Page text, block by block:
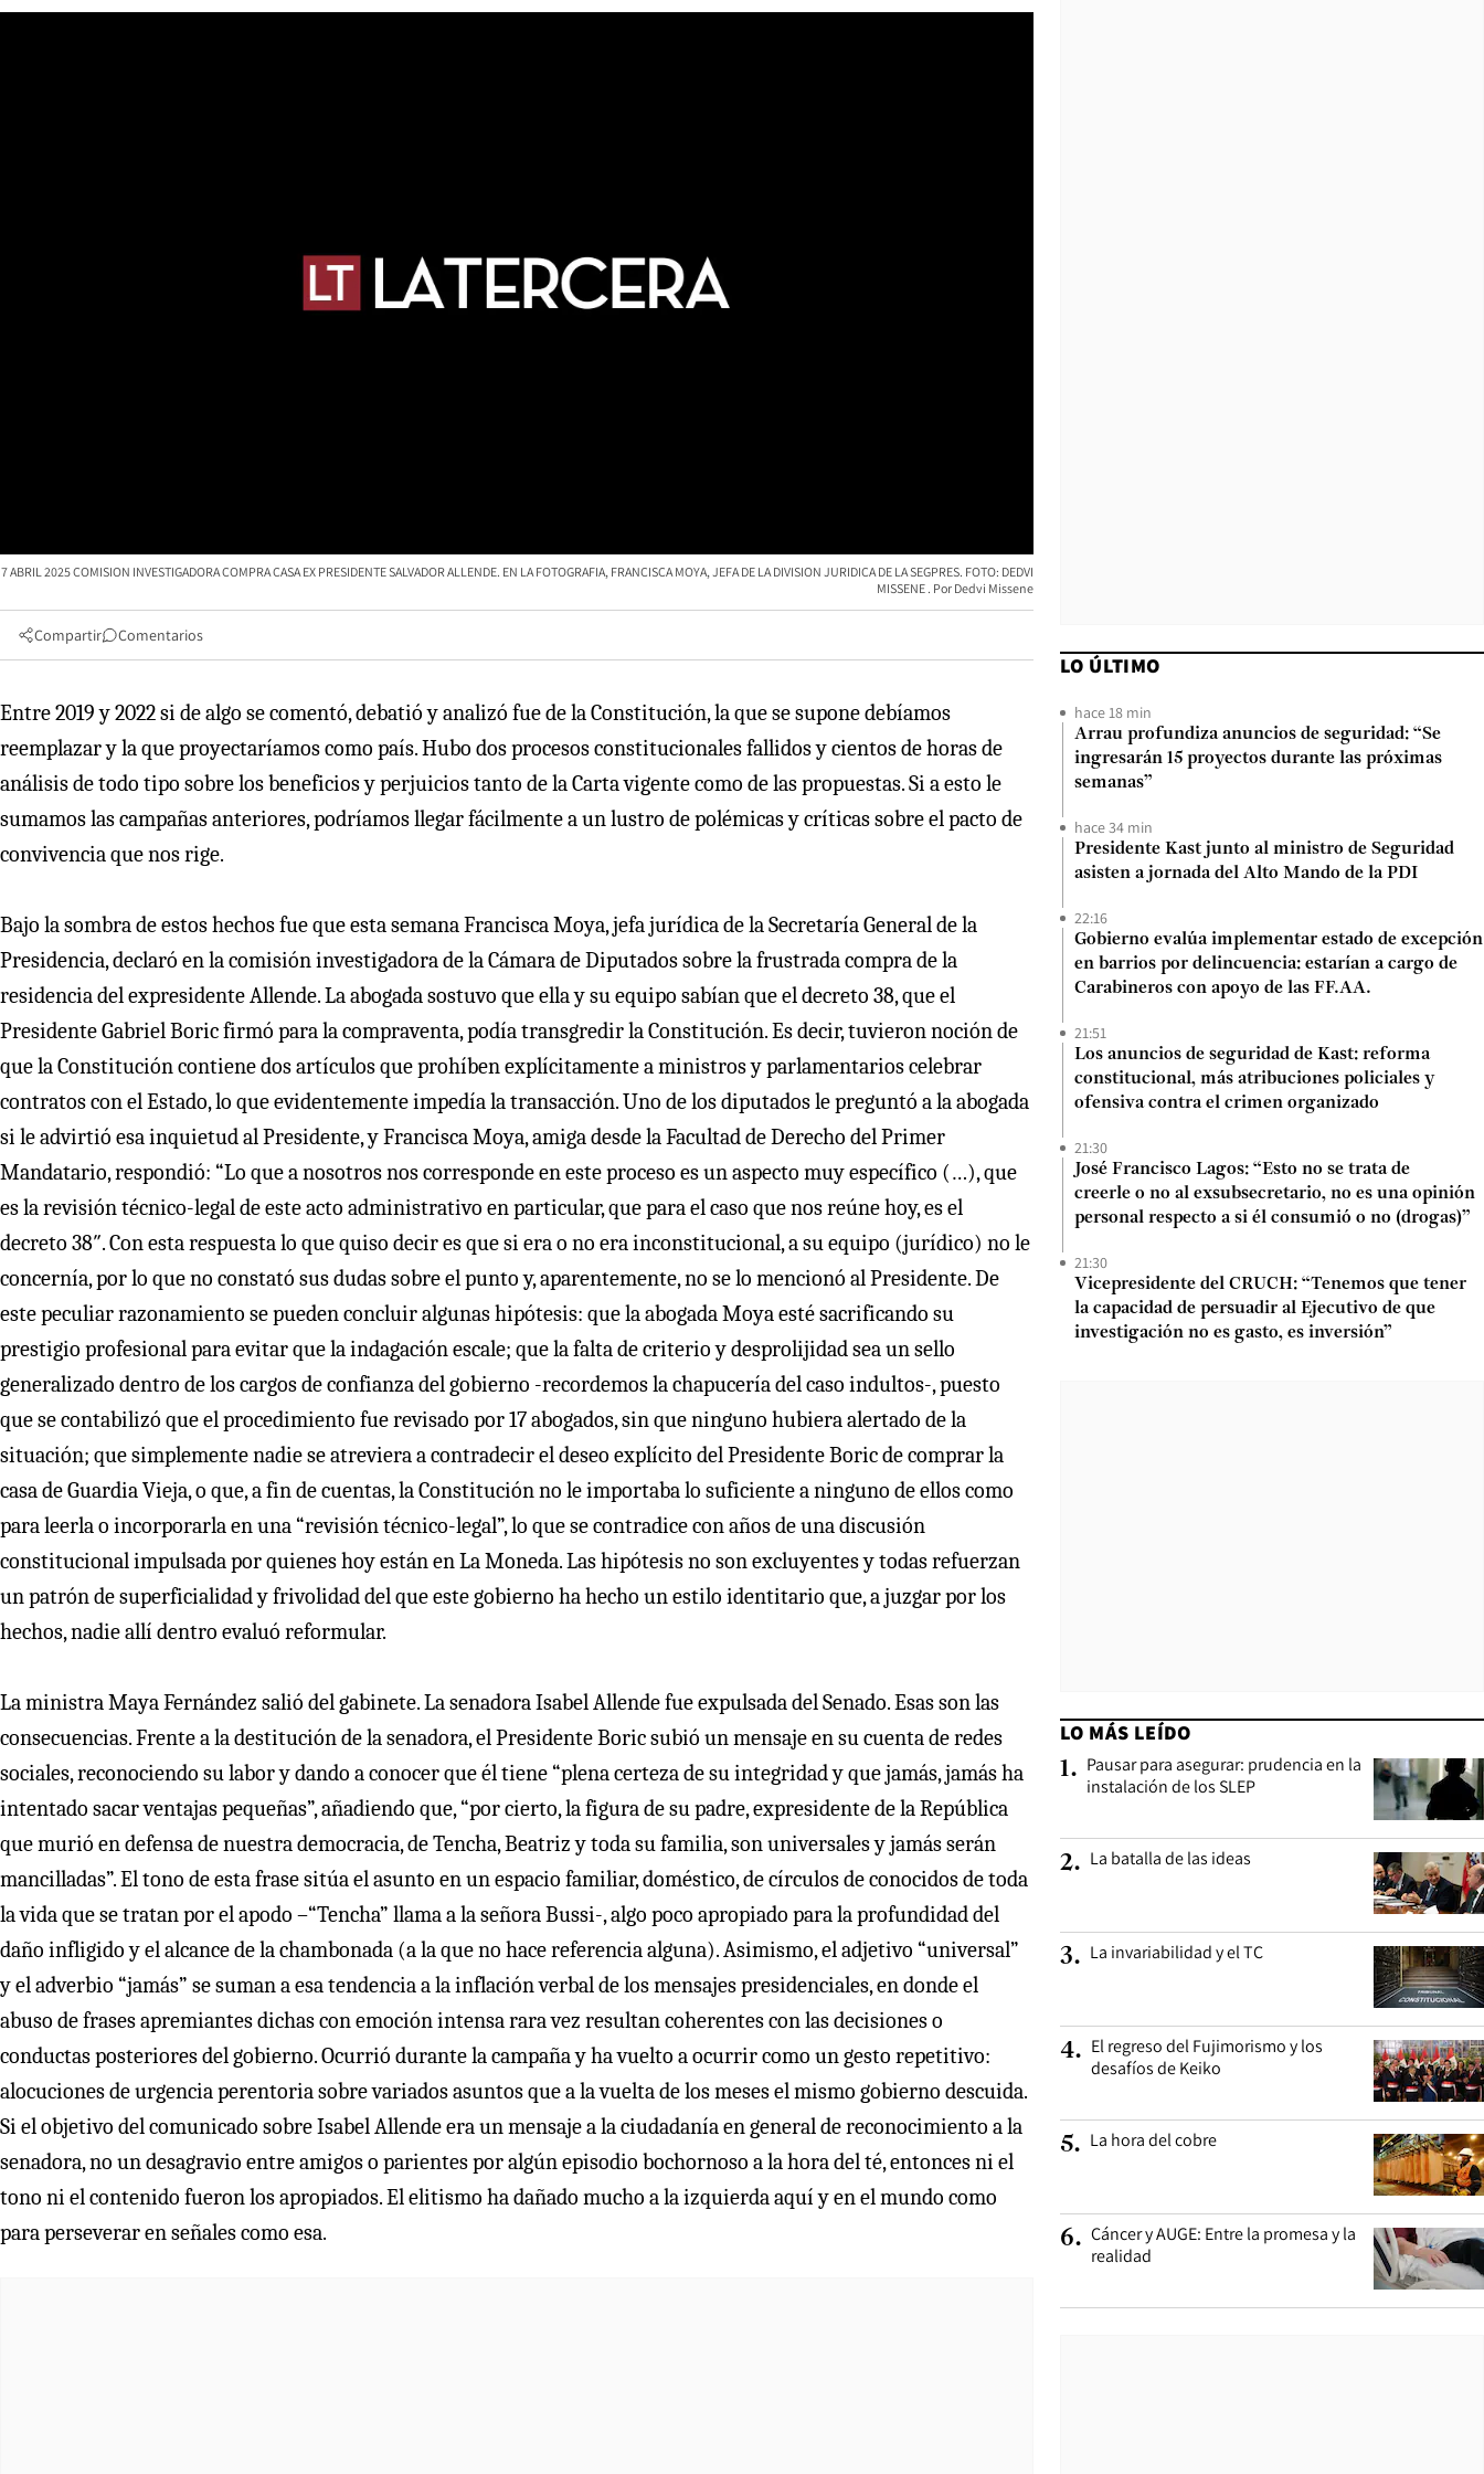
7 ABRIL 2025 COMISION INVESTIGADORA COMPRA CASA EX PRESIDENTE SALVADOR ALLENDE. EN LA FOTOGRAFIA, FRANCISCA MOYA, JEFA DE LA DIVISION JURIDICA DE LA SEGPRES. FOTO: DEDVI
MISSENE
Dedvi Missene
Compartir Comentarios
Entre 2019 y 2022 si de algo se comentó, debatió y analizó fue de la Constitución, la que se supone debíamos
reemplazar y la que proyectaríamos como país. Hubo dos procesos constitucionales fallidos y cientos de horas de
análisis de todo tipo sobre los beneficios y perjuicios tanto de la Carta vigente como de las propuestas. Si a esto le
sumamos las campañas anteriores, podríamos llegar fácilmente a un lustro de polémicas y críticas sobre el pacto de
convivencia que nos rige.
Bajo la sombra de estos hechos fue que esta semana Francisca Moya, jefa jurídica de la Secretaría General de la
Presidencia, declaró en la comisión investigadora de la Cámara de Diputados sobre la frustrada compra de la
residencia del expresidente Allende. La abogada sostuvo que ella y su equipo sabían que el decreto 38, que el
Presidente Gabriel Boric firmó para la compraventa, podía transgredir la Constitución. Es decir, tuvieron noción de
que la Constitución contiene dos artículos que prohíben explícitamente a ministros y parlamentarios celebrar
contratos con el Estado, lo que evidentemente impedía la transacción. Uno de los diputados le preguntó a la abogada
si le advirtió esa inquietud al Presidente, y Francisca Moya, amiga desde la Facultad de Derecho del Primer
Mandatario, respondió: “Lo que a nosotros nos corresponde en este proceso es un aspecto muy específico (…), que
es la revisión técnico-legal de este acto administrativo en particular, que para el caso que nos reúne hoy, es el
decreto 38″. Con esta respuesta lo que quiso decir es que si era o no era inconstitucional, a su equipo (jurídico) no le
concernía, por lo que no constató sus dudas sobre el punto y, aparentemente, no se lo mencionó al Presidente. De
este peculiar razonamiento se pueden concluir algunas hipótesis: que la abogada Moya esté sacrificando su
prestigio profesional para evitar que la indagación escale; que la falta de criterio y desprolijidad sea un sello
generalizado dentro de los cargos de confianza del gobierno -recordemos la chapucería del caso indultos-, puesto
que se contabilizó que el procedimiento fue revisado por 17 abogados, sin que ninguno hubiera alertado de la
situación; que simplemente nadie se atreviera a contradecir el deseo explícito del Presidente Boric de comprar la
casa de Guardia Vieja, o que, a fin de cuentas, la Constitución no le importaba lo suficiente a ninguno de ellos como
para leerla o incorporarla en una “revisión técnico-legal”, lo que se contradice con años de una discusión
constitucional impulsada por quienes hoy están en La Moneda. Las hipótesis no son excluyentes y todas refuerzan
un patrón de superficialidad y frivolidad del que este gobierno ha hecho un estilo identitario que, a juzgar por los
hechos, nadie allí dentro evaluó reformular.
La ministra Maya Fernández salió del gabinete. La senadora Isabel Allende fue expulsada del Senado. Esas son las
consecuencias. Frente a la destitución de la senadora, el Presidente Boric subió un mensaje en su cuenta de redes
sociales, reconociendo su labor y dando a conocer que él tiene “plena certeza de su integridad y que jamás, jamás ha
intentado sacar ventajas pequeñas”, añadiendo que, “por cierto, la figura de su padre, expresidente de la República
que murió en defensa de nuestra democracia, de Tencha, Beatriz y toda su familia, son universales y jamás serán
mancilladas”. El tono de esta frase sitúa el asunto en un espacio familiar, doméstico, de círculos de conocidos de toda
la vida que se tratan por el apodo –“Tencha” llama a la señora Bussi-, algo poco apropiado para la profundidad del
daño infligido y el alcance de la chambonada (a la que no hace referencia alguna). Asimismo, el adjetivo “universal”
y el adverbio “jamás” se suman a esa tendencia a la inflación verbal de los mensajes presidenciales, en donde el
abuso de frases apremiantes dichas con emoción intensa rara vez resultan coherentes con las decisiones o
conductas posteriores del gobierno. Ocurrió durante la campaña y ha vuelto a ocurrir como un gesto repetitivo:
alocuciones de urgencia perentoria sobre variados asuntos que a la vuelta de los meses el mismo gobierno descuida.
Si el objetivo del comunicado sobre Isabel Allende era un mensaje a la ciudadanía en general de reconocimiento a la
senadora, no un desagravio entre amigos o parientes por algún episodio bochornoso a la hora del té, entonces ni el
tono ni el contenido fueron los apropiados. El elitismo ha dañado mucho a la izquierda aquí y en el mundo como
para perseverar en señales como esa.
LO ÚLTIMO
hace 18 min
Arrau profundiza anuncios de seguridad: “Se
ingresarán 15 proyectos durante las próximas
semanas”
hace 34 min
Presidente Kast junto al ministro de Seguridad
asisten a jornada del Alto Mando de la PDI
22:16
Gobierno evalúa implementar estado de excepción
en barrios por delincuencia: estarían a cargo de
Carabineros con apoyo de las FF.AA.
21:51
Los anuncios de seguridad de Kast: reforma
constitucional, más atribuciones policiales y
ofensiva contra el crimen organizado
21:30
José Francisco Lagos: “Esto no se trata de
creerle o no al exsubsecretario, no es una opinión
personal respecto a si él consumió o no (drogas)”
21:30
Vicepresidente del CRUCH: “Tenemos que tener
la capacidad de persuadir al Ejecutivo de que
investigación no es gasto, es inversión”
LO MÁS LEÍDO
1. Pausar para asegurar: prudencia en la
instalación de los SLEP
2. La batalla de las ideas
3. La invariabilidad y el TC
4. El regreso del Fujimorismo y los
desafíos de Keiko
5. La hora del cobre
6. Cáncer y AUGE: Entre la promesa y la
realidad